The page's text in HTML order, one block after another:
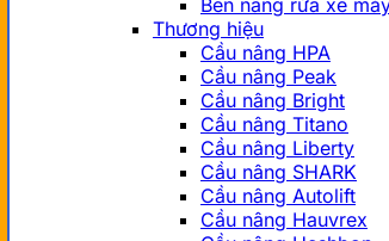
Ben nâng rửa xe
Thương hiệu
Cầu nâng HPA
Cầu nâng Peak
Cầu nâng Bright
Cầu nâng Titano
Cầu nâng Liberty
Cầu nâng SHARK
Cầu nâng Autolift
Cầu nâng Hauvrex